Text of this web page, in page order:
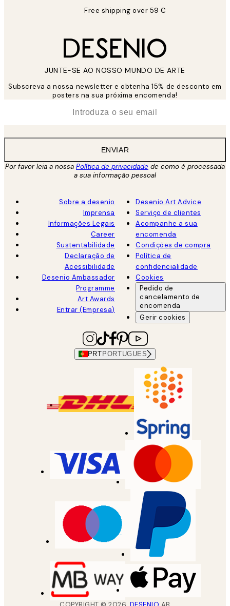
Free shipping over 59 €
JUNTE-SE AO NOSSO MUNDO DE ARTE
Subscreva a nossa newsletter e obtenha 15% de desconto em
posters na sua próxima encomenda!
ENVIAR
Por favor leia a nossa Política de privacidade de como é processada
a sua informação pessoal
Sobre a desenio
Imprensa
Informações Legais
Career
Sustentabilidade
Declaração de
Acessibilidade
Desenio Ambassador
Programme
Art Awards
Entrar (Empresa)
Desenio Art Advice
Serviço de clientes
Acompanhe a sua
encomenda
Condições de compra
Política de
confidencialidade
Cookies
Pedido de
cancelamento de
encomenda
Gerir cookies
PRT PORTUGUES